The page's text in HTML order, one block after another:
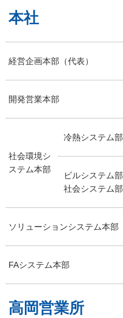
本社
経営企画本部（代表）
開発営業本部
社会環境シ
ステム本部
冷熱システム部
ビルシステム部
社会システム部
ソリューションシステム本部
FAシステム本部
高岡営業所